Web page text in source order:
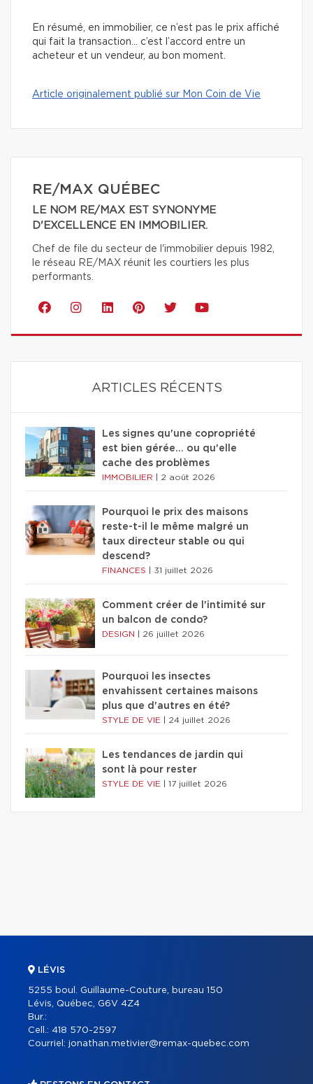
En résumé, en immobilier, ce n’est pas le prix affiché
qui fait la transaction… c’est l’accord entre un
acheteur et un vendeur, au bon moment.
Article originalement publié sur Mon Coin de Vie
RE/MAX QUÉBEC
LE NOM RE/MAX EST SYNONYME
D'EXCELLENCE EN IMMOBILIER.
Chef de file du secteur de l'immobilier depuis 1982,
le réseau RE/MAX réunit les courtiers les plus
performants.
ARTICLES RÉCENTS
Les signes qu'une copropriété
est bien gérée… ou qu'elle
cache des problèmes
IMMOBILIER 2 août 2026
Pourquoi le prix des maisons
reste-t-il le même malgré un
taux directeur stable ou qui
descend?
FINANCES 31 juillet 2026
Comment créer de l'intimité sur
un balcon de condo?
DESIGN 26 juillet 2026
Pourquoi les insectes
envahissent certaines maisons
plus que d'autres en été?
STYLE DE VIE 24 juillet 2026
Les tendances de jardin qui
sont là pour rester
STYLE DE VIE 17 juillet 2026
LÉVIS
5255 boul. Guillaume-Couture, bureau 150
Lévis, Québec, G6V 4Z4
Bur.:
Cell.: 418 570-2597
Courriel: jonathan.metivier@remax-quebec.com